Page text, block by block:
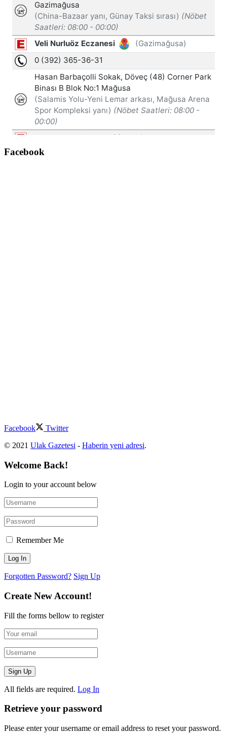
Facebook
Facebook
Twitter
© 2021 Ulak Gazetesi - Haberin yeni adresi.
Welcome Back!
Login to your account below
Remember Me
Forgotten Password? Sign Up
Create New Account!
Fill the forms bellow to register
All fields are required. Log In
Retrieve your password
Please enter your username or email address to reset your password.